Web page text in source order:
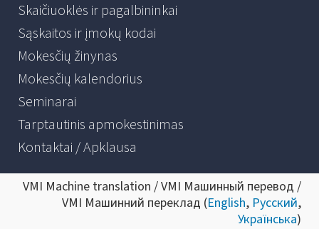
Skaičiuoklės ir pagalbininkai
Sąskaitos ir įmokų kodai
Mokesčių žinynas
Mokesčių kalendorius
Seminarai
Tarptautinis apmokestinimas
Kontaktai / Apklausa
VMI Machine translation / VMI Машинный перевод /
VMI Машинний переклад (English, Русский,
Українська)